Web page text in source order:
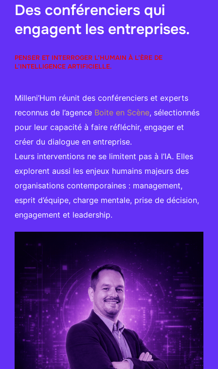
Des conférenciers qui
engagent les entreprises.
PENSER ET INTERROGER L’HUMAIN À L’ÈRE DE
L’INTELLIGENCE ARTIFICIELLE.
Milleni’Hum réunit des conférenciers et experts
reconnus de l’agence Boite en Scène, sélectionnés
pour leur capacité à faire réfléchir, engager et
créer du dialogue en entreprise.
Leurs interventions ne se limitent pas à l’IA. Elles
explorent aussi les enjeux humains majeurs des
organisations contemporaines : management,
esprit d’équipe, charge mentale, prise de décision,
engagement et leadership.